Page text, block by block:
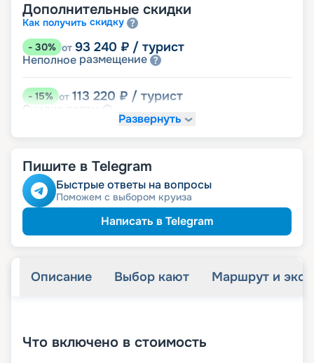
Дополнительные скидки
Как получить скидку
- 30% от 93 240 ₽ / турист
Неполное размещение
-15% от 113 220 ₽ / турист
Скидка
Скидка
пенсионерам
Скидка сотрудникам силовых
Скидкаветеранам
Скидка многодетнымсемьям
Развернуть
Пишите в Telegram
Быстрые ответы на вопросы
Поможем с выбором круиза
Написать в Telegram
Описание Выбор кают Маршрут и
Что включено в стоимость